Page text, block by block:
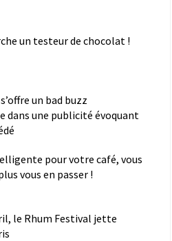
un testeur de chocolat !
un bad buzz
dans une publicité évoquant
pour votre café, vous
vous en passer !
le Rhum Festival jette